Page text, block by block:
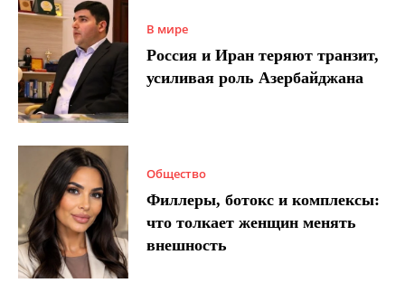
В мире
Россия и Иран теряют транзит,
усиливая роль Азербайджана
Общество
Филлеры, ботокс и комплексы:
что толкает женщин менять
внешность